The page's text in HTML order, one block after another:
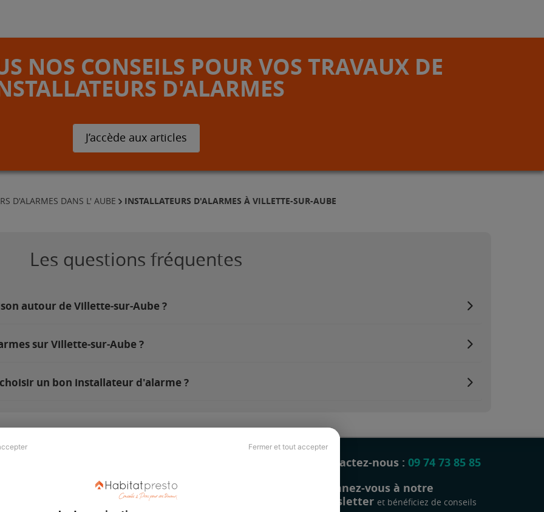
Fermer et tout accepter
NOS CONSEILS POUR VOS TRAVAUX DE
D'ALARMES
J’accède aux articles
D'ALARMES DANS L' AUBE INSTALLATEURS D'ALARMES À VILLETTE-SUR-AUBE
Les questions fréquentes
autour de Villette-sur-Aube ?
sur Villette-sur-Aube ?
un bon installateur d'alarme ?
Revue de presse
Contactez-nous : 09 74 73 85 85
Abonnez-vous à notre
newsletter et bénéficiez de conseils